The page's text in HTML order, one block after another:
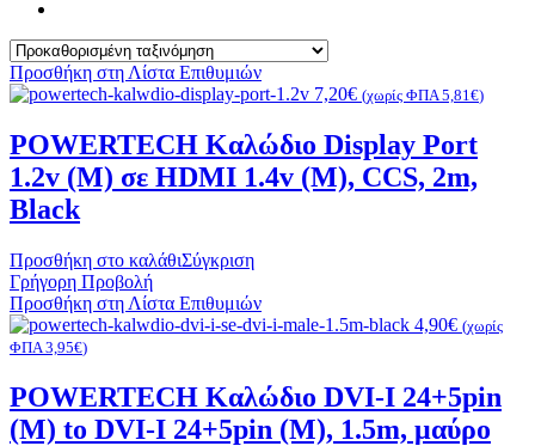
Προσθήκη στη Λίστα Επιθυμιών
7,20€ (χωρίς ΦΠΑ5,81€)
POWERTECH Καλώδιο Display Port
1.2v (M) σε HDMI 1.4v (M), CCS, 2m,
Black
Προσθήκη στο καλάθιΣύγκριση
Γρήγορη Προβολή
Προσθήκη στη Λίστα Επιθυμιών
4,90€ (χωρίς
ΦΠΑ3,95€)
POWERTECH Καλώδιο DVI-I 24+5pin
(M) to DVI-I 24+5pin (M), 1.5m, μαύρο